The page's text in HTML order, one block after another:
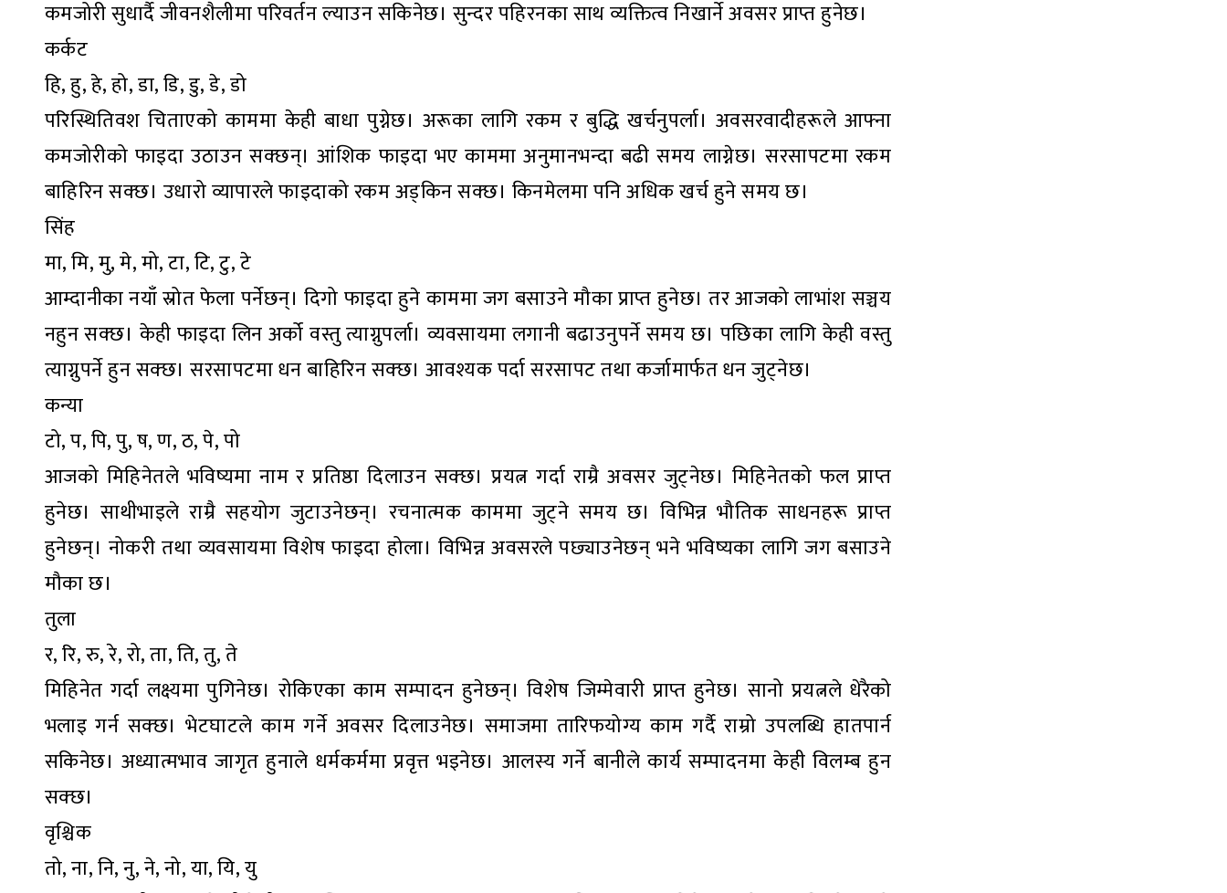
कमजोरी सुधार्दै जीवनशैलीमा परिवर्तन ल्याउन सकिनेछ। सुन्दर पहिरनका साथ व्यक्तित्व निखार्ने अवसर प्राप्त हुनेछ।
कर्कट
हि, हु, हे, हो, डा, डि, डु, डे, डो
परिस्थितिवश चिताएको काममा केही बाधा पुग्नेछ। अरूका लागि रकम र बुद्धि खर्चनुपर्ला। अवसरवादीहरूले आफ्ना
कमजोरीको फाइदा उठाउन सक्छन्। आंशिक फाइदा भए काममा अनुमानभन्दा बढी समय लाग्नेछ। सरसापटमा रकम
बाहिरिन सक्छ। उधारो व्यापारले फाइदाको रकम अड्किन सक्छ। किनमेलमा पनि अधिक खर्च हुने समय छ।
सिंह
मा, मि, मु, मे, मो, टा, टि, टु, टे
आम्दानीका नयाँ स्रोत फेला पर्नेछन्। दिगो फाइदा हुने काममा जग बसाउने मौका प्राप्त हुनेछ। तर आजको लाभांश सञ्चय
नहुन सक्छ। केही फाइदा लिन अर्को वस्तु त्याग्नुपर्ला। व्यवसायमा लगानी बढाउनुपर्ने समय छ। पछिका लागि केही वस्तु
त्याग्नुपर्ने हुन सक्छ। सरसापटमा धन बाहिरिन सक्छ। आवश्यक पर्दा सरसापट तथा कर्जामार्फत धन जुट्नेछ।
कन्या
टो, प, पि, पु, ष, ण, ठ, पे, पो
आजको मिहिनेतले भविष्यमा नाम र प्रतिष्ठा दिलाउन सक्छ। प्रयत्न गर्दा राम्रै अवसर जुट्नेछ। मिहिनेतको फल प्राप्त
हुनेछ। साथीभाइले राम्रै सहयोग जुटाउनेछन्। रचनात्मक काममा जुट्ने समय छ। विभिन्न भौतिक साधनहरू प्राप्त
हुनेछन्। नोकरी तथा व्यवसायमा विशेष फाइदा होला। विभिन्न अवसरले पछ्याउनेछन् भने भविष्यका लागि जग बसाउने
मौका छ।
तुला
र, रि, रु, रे, रो, ता, ति, तु, ते
मिहिनेत गर्दा लक्ष्यमा पुगिनेछ। रोकिएका काम सम्पादन हुनेछन्। विशेष जिम्मेवारी प्राप्त हुनेछ। सानो प्रयत्नले धेरैको
भलाइ गर्न सक्छ। भेटघाटले काम गर्ने अवसर दिलाउनेछ। समाजमा तारिफयोग्य काम गर्दै राम्रो उपलब्धि हातपार्न
सकिनेछ। अध्यात्मभाव जागृत हुनाले धर्मकर्ममा प्रवृत्त भइनेछ। आलस्य गर्ने बानीले कार्य सम्पादनमा केही विलम्ब हुन
सक्छ।
वृश्चिक
तो, ना, नि, नु, ने, नो, या, यि, यु